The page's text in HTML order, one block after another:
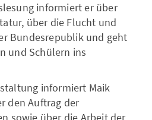
informiert er über
über die Flucht und
Bundesrepublik und geht
und Schülern ins
informiert Maik
den Auftrag der